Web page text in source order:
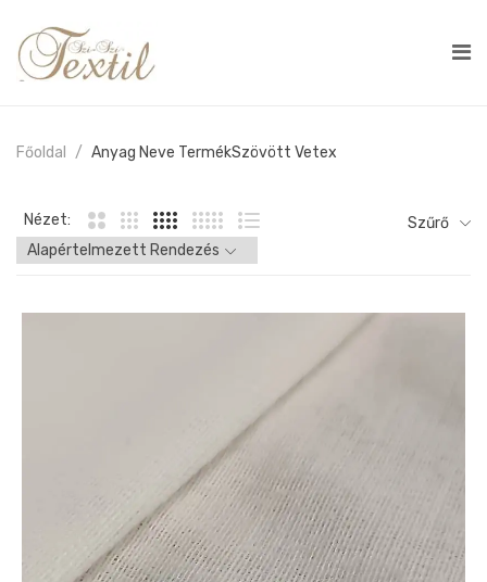
Főoldal Anyag Neve TermékSzövött Vetex
Nézet: Szűrő